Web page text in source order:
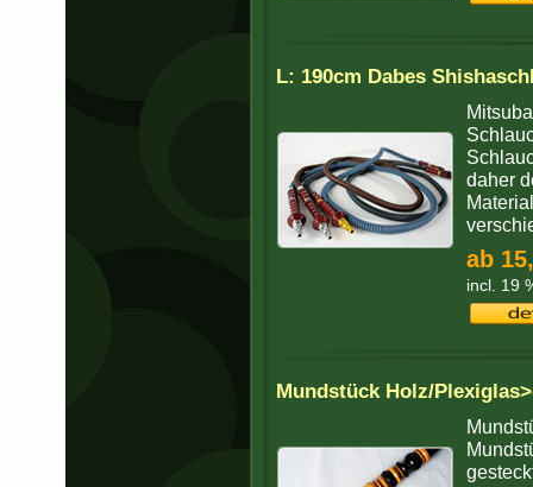
L: 190cm Dabes
daher
ab
incl. 19
Mundstück Holz/